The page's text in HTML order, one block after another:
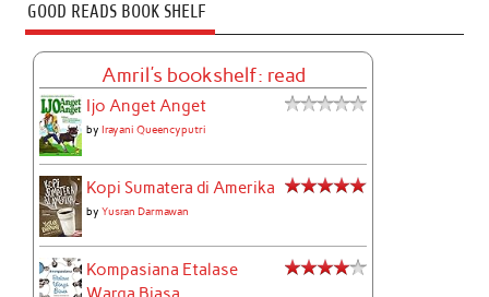
GOOD READS BOOK SHELF
Amril's bookshelf: read
Ijo Anget Anget
byIrayani Queencyputri
Kopi Sumatera di Amerika
byYusran Darmawan
Kompasiana Etalase